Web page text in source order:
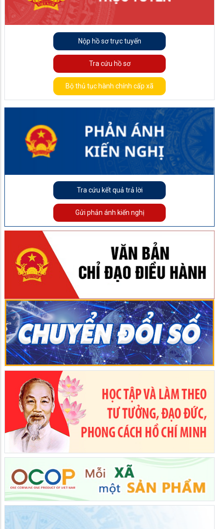
Nộp hồ sơ trực tuyến
Tra cứu hồ sơ
Bộ thủ tục hành chính cấp xã
Tra cứu kết quả trả lời
Gửi phản ánh kiến nghị